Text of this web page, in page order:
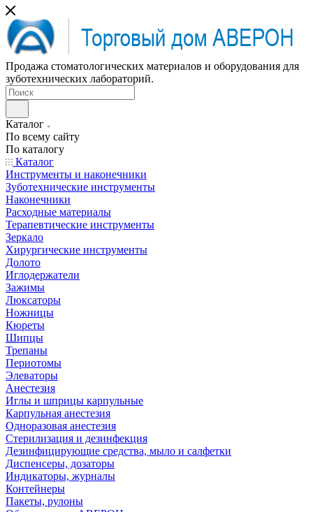
Продажа стоматологических материалов и оборудования для
зуботехнических лабораторий.
Каталог
По всему сайту
По каталогу
Каталог
Инструменты и наконечники
Зуботехнические инструменты
Наконечники
Расходные материалы
Терапевтические инструменты
Зеркало
Хирургические инструменты
Долото
Иглодержатели
Зажимы
Люксаторы
Ножницы
Кюреты
Шипцы
Трепаны
Периотомы
Элеваторы
Анестезия
Иглы и шприцы карпульные
Карпульная анестезия
Одноразовая анестезия
Стерилизация и дезинфекция
Дезинфицирующие средства, мыло и салфетки
Диспенсеры, дозаторы
Индикаторы, журналы
Контейнеры
Пакеты, рулоны